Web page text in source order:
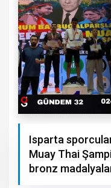
Isparta
Muay Thai
bronz